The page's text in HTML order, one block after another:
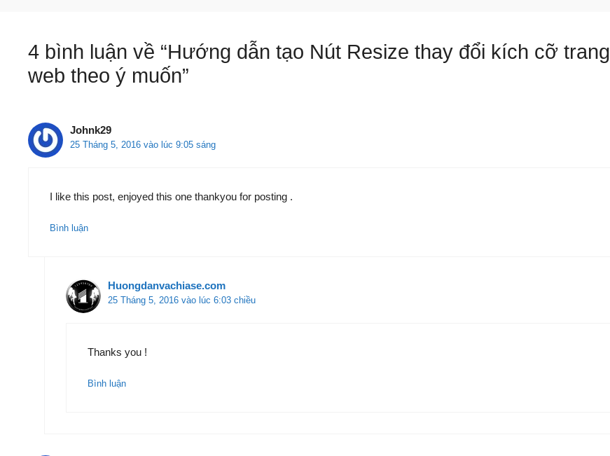
4 bình luận về “Hướng dẫn tạo Nút Resize thay đổi kích cỡ trang
web theo ý muốn”
Johnk29
25 Tháng 5, 2016 vào lúc 9:05 sáng
I like this post, enjoyed this one thankyou for posting .
Bình luận
Huongdanvachiase.com
25 Tháng 5, 2016 vào lúc 6:03 chiều
Thanks you !
Bình luận